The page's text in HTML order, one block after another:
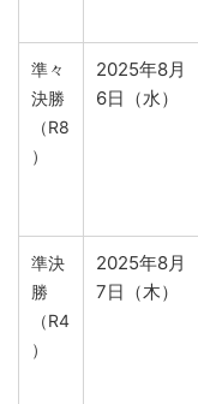
準々
決勝
（R8
）
2025年8月
6日（水）
準決
勝
（R4
）
2025年8月
7日（木）